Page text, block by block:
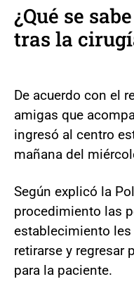
¿Qué se
tras la
De acuerdo con el
amigas que
ingresó al centro
mañana del
Según explicó la
procedimiento las
establecimiento
retirarse y regresar
para la paciente.